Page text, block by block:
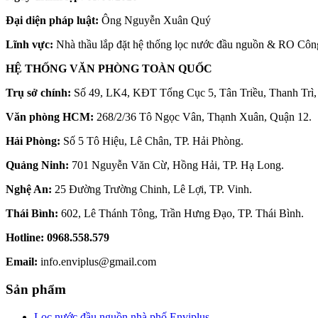
Đại diện pháp luật: Ông Nguyễn Xuân Quý
Lĩnh vực: Nhà thầu lắp đặt hệ thống lọc nước đầu nguồn & RO
HỆ THỐNG VĂN PHÒNG TOÀN QUỐC
Trụ sở chính: Số 49, LK4, KĐT Tổng Cục 5, Tân Triều, Thanh
Văn phòng HCM: 268/2/36 Tô Ngọc Vân, Thạnh Xuân, Quận 12.
Hải Phòng: Số 5 Tô Hiệu, Lê Chân, TP. Hải Phòng.
Quảng Ninh: 701 Nguyễn Văn Cừ, Hồng Hải, TP. Hạ Long.
Nghệ An: 25 Đường Trường Chinh, Lê Lợi, TP. Vinh.
Thái Bình: 602, Lê Thánh Tông, Trần Hưng Đạo, TP. Thái Bình.
Hotline: 0968.558.579
Email: info.enviplus@gmail.com
Sản phẩm